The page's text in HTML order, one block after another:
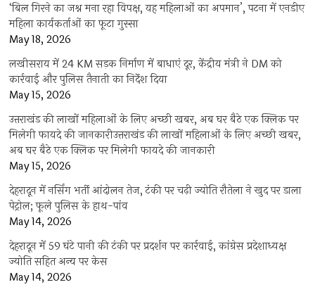
‘बिल गिरने का जश्न मना रहा विपक्ष, यह महिलाओं का अपमान’, पटना में एनडीए
महिला कार्यकर्ताओं का फूटा गुस्सा
May 18, 2026
लखीसराय में 24 KM सड़क निर्माण में बाधाएं दूर, केंद्रीय मंत्री ने DM को
कार्रवाई और पुलिस तैनाती का निर्देश दिया
May 15, 2026
उत्तराखंड की लाखों महिलाओं के लिए अच्छी खबर, अब घर बैठे एक क्लिक पर
मिलेगी फायदे की जानकारीउत्तराखंड की लाखों महिलाओं के लिए अच्छी खबर,
अब घर बैठे एक क्लिक पर मिलेगी फायदे की जानकारी
May 15, 2026
देहरादून में नर्सिंग भर्ती आंदोलन तेज, टंकी पर चढ़ी ज्योति रौतेला ने खुद पर डाला
पेट्रोल; फूले पुलिस के हाथ-पांव
May 14, 2026
देहरादून में 59 घंटे पानी की टंकी पर प्रदर्शन पर कार्रवाई, कांग्रेस प्रदेशाध्यक्ष
ज्योति सहित अन्य पर केस
May 14, 2026